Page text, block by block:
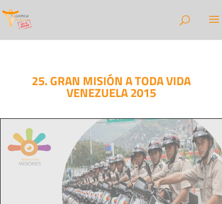
25. GRAN MISIÓN A TODA VIDA
VENEZUELA 2015